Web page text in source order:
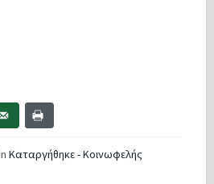
Καταργήθηκε - Κοινωφελής